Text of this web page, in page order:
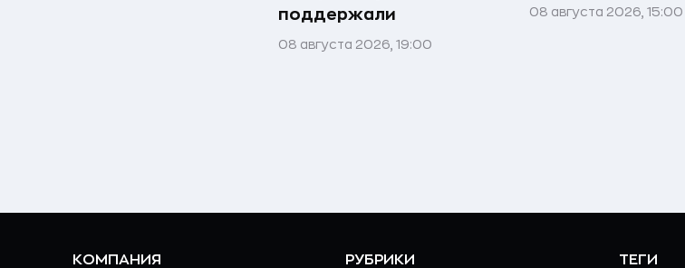
поддержали
08 августа 2026, 19:00
08 августа 2026, 15:00
КОМПАНИЯ РУБРИКИ ТЕГИ